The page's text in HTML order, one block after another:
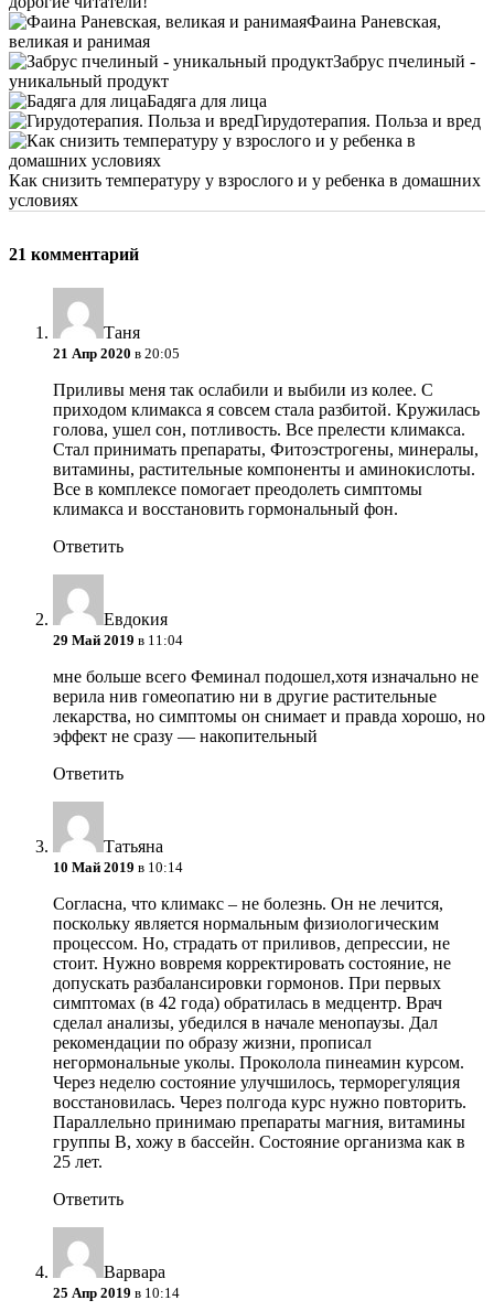
Фаина Раневская,
великая и ранимая
Забрус пчелиный -
уникальный продукт
Бадяга для лица
Гирудотерапия. Польза и вред
Как снизить температуру у взрослого и у ребенка в домашних
условиях
21 комментарий
Таня
21 Апр 2020 в 20:05
Приливы меня так ослабили и выбили из колее. С
приходом климакса я совсем стала разбитой. Кружилась
голова, ушел сон, потливость. Все прелести климакса.
Стал принимать препараты, Фитоэстрогены, минералы,
витамины, растительные компоненты и аминокислоты.
Все в комплексе помогает преодолеть симптомы
климакса и восстановить гормональный фон.
Ответить
Евдокия
29 Май 2019 в 11:04
мне больше всего Феминал подошел,хотя изначально не
верила нив гомеопатию ни в другие растительные
лекарства, но симптомы он снимает и правда хорошо, но
эффект не сразу — накопительный
Ответить
Татьяна
10 Май 2019 в 10:14
Согласна, что климакс – не болезнь. Он не лечится,
поскольку является нормальным физиологическим
процессом. Но, страдать от приливов, депрессии, не
стоит. Нужно вовремя корректировать состояние, не
допускать разбалансировки гормонов. При первых
симптомах (в 42 года) обратилась в медцентр. Врач
сделал анализы, убедился в начале менопаузы. Дал
рекомендации по образу жизни, прописал
негормональные уколы. Проколола пинеамин курсом.
Через неделю состояние улучшилось, терморегуляция
восстановилась. Через полгода курс нужно повторить.
Параллельно принимаю препараты магния, витамины
группы В, хожу в бассейн. Состояние организма как в
25 лет.
Ответить
Варвара
25 Апр 2019 в 10:14